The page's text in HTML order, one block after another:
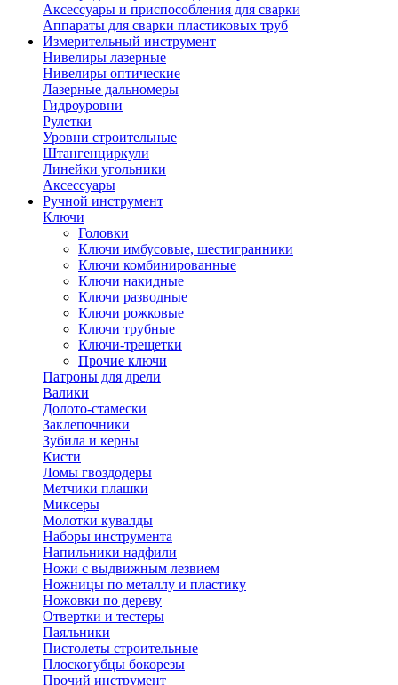
Аксессуары и приспособления для сварки
Аппараты для сварки пластиковых труб
Измерительный инструмент
Нивелиры лазерные
Нивелиры оптические
Лазерные дальномеры
Гидроуровни
Рулетки
Уровни строительные
Штангенциркули
Линейки угольники
Аксессуары
Ручной инструмент
Ключи
Головки
Ключи имбусовые, шестигранники
Ключи комбинированные
Ключи накидные
Ключи разводные
Ключи рожковые
Ключи трубные
Ключи-трещетки
Прочие ключи
Патроны для дрели
Валики
Долото-стамески
Заклепочники
Зубила и керны
Кисти
Ломы гвоздодеры
Метчики плашки
Миксеры
Молотки кувалды
Наборы инструмента
Напильники надфили
Ножи с выдвижным лезвием
Ножницы по металлу и пластику
Ножовки по дереву
Отвертки и тестеры
Паяльники
Пистолеты строительные
Плоскогубцы бокорезы
Прочий инструмент